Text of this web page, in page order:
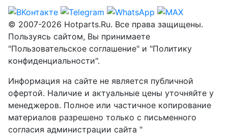
© 2007-2026 Hotparts.Ru. Все права защищены.
Пользуясь сайтом, Вы принимаете
"Пользовательское соглашение" и "Политику
конфиденциальности".
Информация на сайте не является публичной
офертой. Наличие и актуальные цены уточняйте у
менеджеров. Полное или частичное копирование
материалов разрешено только с письменного
согласия администрации сайта "